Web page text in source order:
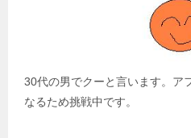
30代の男でクーと言います。ア
なるため挑戦中です。